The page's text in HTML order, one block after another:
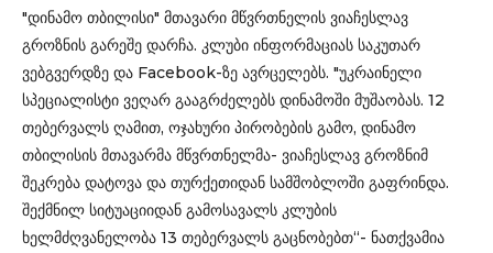
"დინამო თბილისი" მთავარი მწვრთნელის ვიაჩესლავ
გროზნის გარეშე დარჩა. კლუბი ინფორმაციას საკუთარ
ვებგვერდზე და Facebook-ზე ავრცელებს. "უკრაინელი
სპეციალისტი ვეღარ გააგრძელებს დინამოში მუშაობას. 12
თებერვალს ღამით, ოჯახური პირობების გამო, დინამო
თბილისის მთავარმა მწვრთნელმა- ვიაჩესლავ გროზნიმ
შეკრება დატოვა და თურქეთიდან სამშობლოში გაფრინდა.
შექმნილ სიტუაციიდან გამოსავალს კლუბის
ხელმძღვანელობა 13 თებერვალს გაცნობებთ“- ნათქვამია